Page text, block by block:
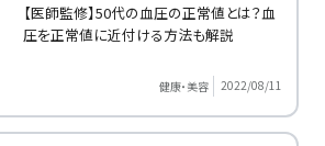
【医師監修】50代の血圧の正常値とは？血
圧を正常値に近付ける方法も解説
健康・美容 2022/08/11